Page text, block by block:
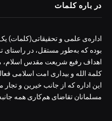
در باره کلمات
اداره‌ی علمی و تحقیقاتی(کلمات)
بوده که به‌طور مستقل، در
اهداف رفیع شریعت مقدس اسلام،
کلمة الله و بیداری امت اسلامی
این اداره که از جانب خیرین و
مسلمانان تقاضای هم‌کاری همه